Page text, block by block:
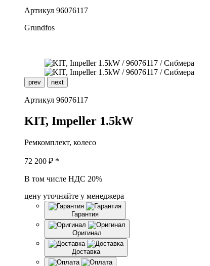
Артикул 96076117
Grundfos
prev next
Артикул 96076117
KIT, Impeller 1.5kW
Ремкомплект, колесо
72 200 ₽ *
В том числе НДС 20%
цену уточняйте у менеджера
Гарантия
Оригинал
Доставка